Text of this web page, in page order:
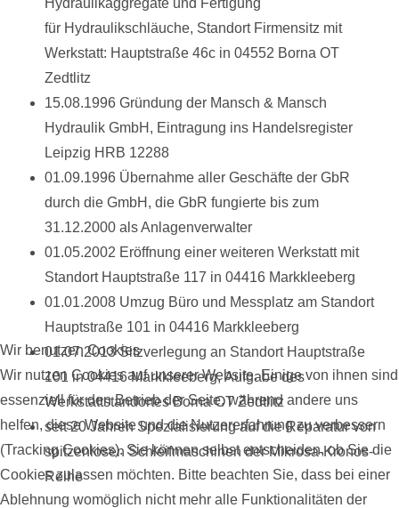
für Hydraulikschläuche, Standort Firmensitz mit
Werkstatt: Hauptstraße 46c in 04552 Borna OT
Zedtlitz
15.08.1996 Gründung der Mansch & Mansch
Hydraulik GmbH, Eintragung ins Handelsregister
Leipzig HRB 12288
01.09.1996 Übernahme aller Geschäfte der GbR
durch die GmbH, die GbR fungierte bis zum
31.12.2000 als Anlagenverwalter
01.05.2002 Eröffnung einer weiteren Werkstatt mit
Standort Hauptstraße 117 in 04416 Markkleeberg
01.01.2008 Umzug Büro und Messplatz am Standort
Hauptstraße 101 in 04416 Markkleeberg
01.07.2013 Sitzverlegung an Standort Hauptstraße
101 in 04416 Markkleeberg,Aufgabe des
Werkstattstandortes Borna OT Zedtlitz
seit 20 Jahren Spezialisierung auf die Reparatur von
spitzenlosen Schleifmaschinen der Mikrosa-Kronos-
Reihe
Wir benutzen Cookies
Wir nutzen Cookies auf unserer Website. Einige von ihnen sind
essenziell für den Betrieb der Seite, während andere uns
helfen, diese Website und die Nutzererfahrung zu verbessern
(Tracking Cookies). Sie können selbst entscheiden, ob Sie die
Cookies zulassen möchten. Bitte beachten Sie, dass bei einer
Ablehnung womöglich nicht mehr alle Funktionalitäten der